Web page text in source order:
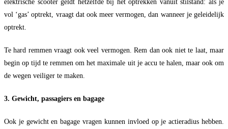
vol ‘gas’ optrekt, vraagt dat ook meer vermogen, dan wanneer je geleidelijk
optrekt.
Te hard remmen vraagt ook veel vermogen. Rem dan ook niet te laat, maar
begin op tijd te remmen om het maximale uit je accu te halen, maar ook om
de wegen veiliger te maken.
3. Gewicht, passagiers en bagage
Ook je gewicht en bagage vragen kunnen invloed op je actieradius hebben.